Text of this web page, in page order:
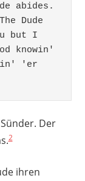
Dude
but I
knowin'
'er
Der
2
ihren